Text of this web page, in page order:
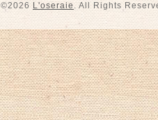
©2026 L'oseraie . All Rights